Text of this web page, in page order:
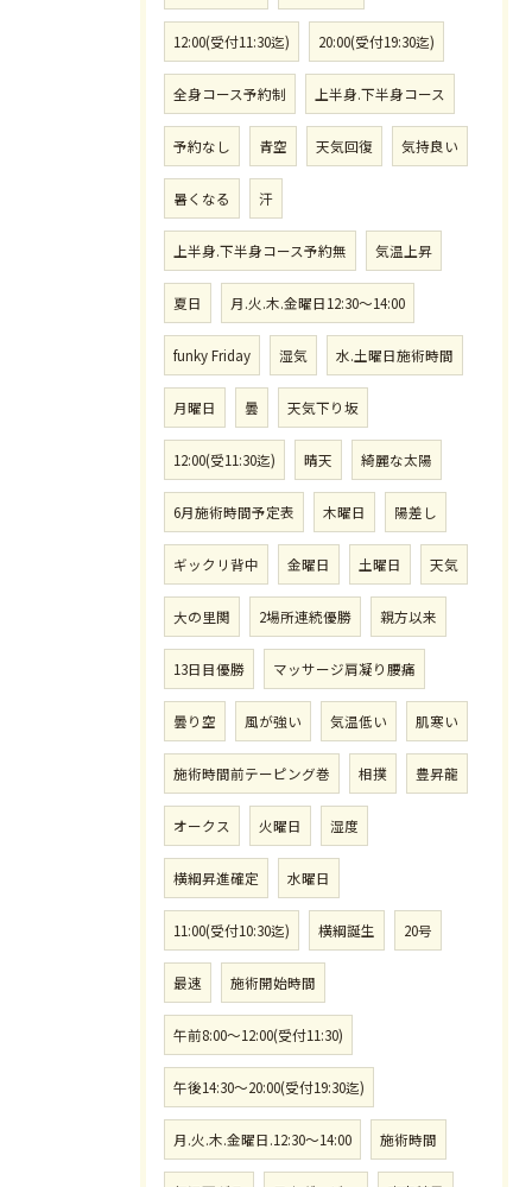
12:00(受付11:30迄) 20:00(受付19:30迄)
全身コース予約制 上半身.下半身コース
予約なし 青空 天気回復 気持良い
暑くなる 汗
上半身.下半身コース予約無 気温上昇
夏日 月.火.木.金曜日12:30〜14:00
funky Friday 湿気 水.土曜日施術時間
月曜日 曇 天気下り坂
12:00(受11:30迄) 晴天 綺麗な太陽
6月施術時間予定表 木曜日 陽差し
ギックリ背中 金曜日 土曜日 天気
大の里関 2場所連続優勝 親方以来
13日目優勝 マッサージ肩凝り腰痛
曇り空 風が強い 気温低い 肌寒い
施術時間前テーピング巻 相撲 豊昇龍
オークス 火曜日 湿度
横綱昇進確定 水曜日
11:00(受付10:30迄) 横綱誕生 20号
最速 施術開始時間
午前8:00〜12:00(受付11:30)
午後14:30〜20:00(受付19:30迄)
月.火.木.金曜日.12:30〜14:00 施術時間